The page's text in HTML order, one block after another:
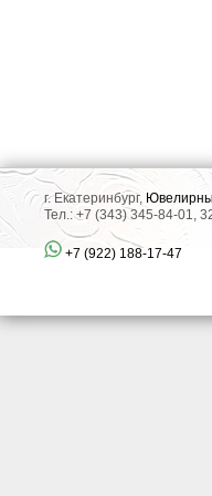
г. Екатеринбург,
Тел.: +7 (343) 345-84-01,
+7 (922) 188-17-47